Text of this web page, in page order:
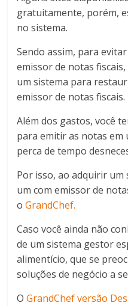
gratuitamente, porém,
no sistema.
Sendo assim, para
emissor de notas
um sistema para
emissor de notas fiscais.
Além dos gastos, você
para emitir as notas em
perca de tempo
Por isso, ao adquirir um
um com emissor de
oGrandChef.
Caso você ainda não
de um sistema gestor
alimentício, que se
soluções de negócio a
OGrandChef versão